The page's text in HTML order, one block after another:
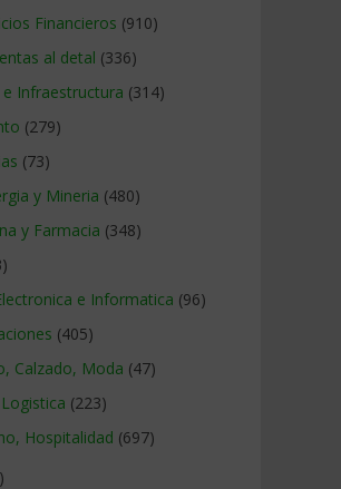
Financieros (910)
al detal (336)
Infraestructura (314)
(279)
(73)
y Mineria (480)
y Farmacia (348)
e Informatica (96)
(405)
Calzado, Moda (47)
(223)
Hospitalidad (697)